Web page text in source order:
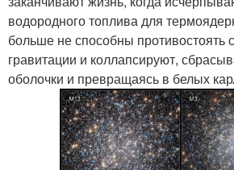
водородного топлива для
больше не способны противостоять
гравитации и коллапсируют,
оболочки и превращаясь в белых